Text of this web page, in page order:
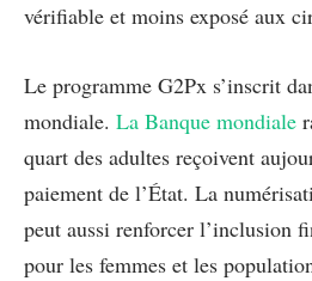
vérifiable et moins exposé aux
Le programme G2Px s’inscrit
mondiale. La Banque mondiale
quart des adultes reçoivent
paiement de l’État. La
peut aussi renforcer l’inclusion
pour les femmes et les